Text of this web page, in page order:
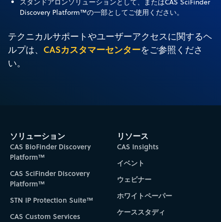
Discovery Platform™の一部としてご使用ください。
テクニカルサポートやユーザーアクセスに関するヘ
ルプは、 CASカスタマーセンターをご参照くださ
い。
ソリューション
CAS BioFinder Discovery
Platform™
CAS SciFinder Discovery
Platform™
STN IP Protection Suite™
CAS Custom Services
リソース
CAS Insights
イベント
ウェビナー
ホワイトペーパー
ケーススタディ